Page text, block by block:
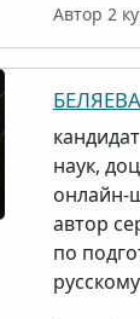
Автор 2
наук,
онлайн-
автор
по